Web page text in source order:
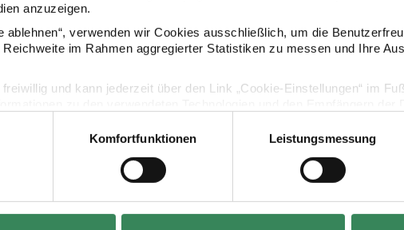
anzuzeigen.
ablehnen“, verwenden wir Cookies ausschließlich, um die
im Rahmen aggregierter Statistiken zu messen und Ihre
und kann jederzeit über den Link „Cookie-Einstellungen“ im
Vertrag widerrufen
Komfortfunktionen Leistungsmessung
Kaufempfehlung
Merry Christmas klein 10x15cm 4 Stück